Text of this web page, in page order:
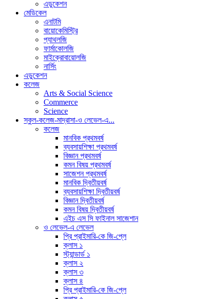
এডুকেশন
মেডিকেল
এনাটমি
বায়োকেমিস্ট্রি
প্যাথলজি
ফার্মাকোলজি
মাইক্রোবায়োলজি
নার্সিং
এডুকেশন
কলেজ
Arts & Social Science
Commerce
Science
স্কুল-কলেজ-মাদ্রাসা-ও লেভেল-এ...
কলেজ
মানবিক প্রথমবর্ষ
ব্যবসায়শিক্ষা প্রথমবর্ষ
বিজ্ঞান প্রথমবর্ষ
কমন বিষয় প্রথমবর্ষ
সাজেশন প্রথমবর্ষ
মানবিক দ্বিতীয়বর্ষ
ব্যবসায়শিক্ষা দ্বিতীয়বর্ষ
বিজ্ঞান দ্বিতীয়বর্ষ
কমন বিষয় দ্বিতীয়বর্ষ
এইচ এস সি ফাইনাল সাজেশান
ও লেভেল-এ লেভেল
প্রি প্রাইমারি-কে জি-প্লে
ক্লাস ১
স্ট্যান্ডার্ড ১
ক্লাস ২
ক্লাস ৩
ক্লাস ৪
প্রি প্রাইমারি-কে জি-প্লে